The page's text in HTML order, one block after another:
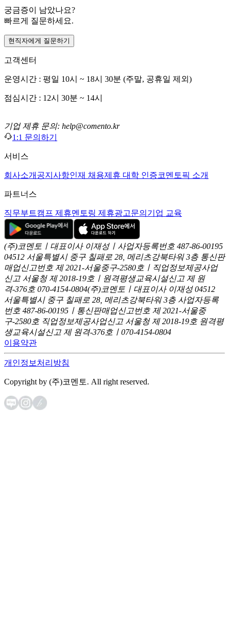
궁금증이 남았나요?
빠르게 질문하세요.
현직자에게 질문하기
고객센터
운영시간 : 평일 10시 ~ 18시 30분 (주말, 공휴일 제외)
점심시간 : 12시 30분 ~ 14시
기업 제휴 문의: help@comento.kr
1:1 문의하기
서비스
회사소개 공지사항인재 채용제휴 대학 인증코멘토픽 소개
파트너스
직무부트캠프 제휴멘토링 제휴광고문의 기업 교육
(주)코멘토ㅣ대표이사 이재성ㅣ사업자등록번호 487-86-00195
04512 서울특별시 중구 칠패로 28, 메리츠강북타워 3층 통신판
매업신고번호 제 2021-서울중구-2580호ㅣ직업정보제공사업
신고 서울청 제 2018-19호ㅣ원격평생교육시설신고 제 원
격-376호 070-4154-0804(주)코멘토ㅣ대표이사 이재성 04512
서울특별시 중구 칠패로 28, 메리츠강북타워 3층 사업자등록
번호 487-86-00195ㅣ통신판매업신고번호 제 2021-서울중
구-2580호 직업정보제공사업신고 서울청 제 2018-19호 원격평
생교육시설신고 제 원격-376호ㅣ070-4154-0804
이용약관
개인정보처리방침
Copyright by (주)코멘토. All right reserved.